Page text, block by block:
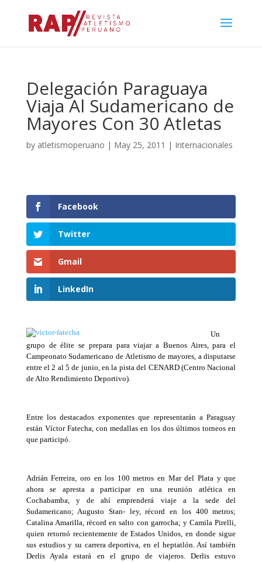
Delegación Paraguaya
Viaja Al Sudamericano de
Mayores Con 30 Atletas
by atletismoperuano | May 25, 2011 | Internacionales
Facebook
Twitter
Gmail
LinkedIn
Un
grupo de élite se prepara para viajar a Buenos Aires, para el
Campeonato Sudamericano de Atletismo de mayores, a disputarse
entre el 2 al 5 de junio, en la pista del CENARD (Centro Nacional
de Alto Rendimiento Deportivo).
Entre los destacados exponentes que representarán a Paraguay
están Víctor Fatecha, con medallas en los dos últimos torneos en
que participó.
Adrián Ferreira, oro en los 100 metros en Mar del Plata y que
ahora se apresta a participar en una reunión atlética en
Cochabamba, y de ahí emprenderá viaje a la sede del
Sudamericano; Augusto Stan- ley, récord en los 400 metros;
Catalina Amarilla, récord en salto con garrocha; y Camila Pirelli,
quien retornó recientemente de Estados Unidos, en donde sigue
sus estudios y su carrera deportiva, en el heptatlón. Así también
Derlis Ayala estará en el grupo de viajeros. Derlis estuvo